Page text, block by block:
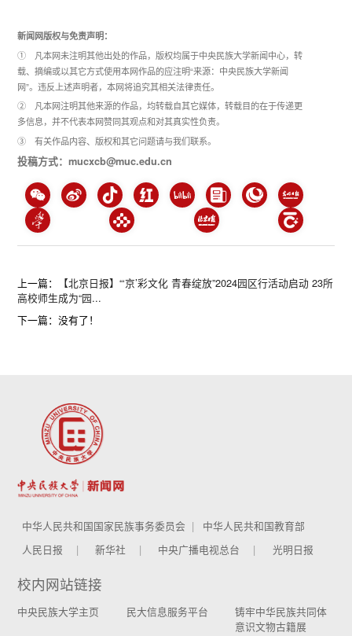
新闻网版权与免责声明：
① 凡本网未注明其他出处的作品，版权均属于中央民族大学新闻中心，转
载、摘编或以其它方式使用本网作品的应注明“来源：中央民族大学新闻
网”。违反上述声明者，本网将追究其相关法律责任。
② 凡本网注明其他来源的作品，均转载自其它媒体，转载目的在于传递更
多信息，并不代表本网赞同其观点和对其真实性负责。
③ 有关作品内容、版权和其它问题请与我们联系。
投稿方式：mucxcb@muc.edu.cn
上一篇：
【北京日报】“‘京’彩文化 青春绽放”2024园区行活动启动 23所
高校师生成为“园...
下一篇：没有了！
中华人民共和国国家民族事务委员会
中华人民共和国教育部
人民日报
新华社 中央广播电视总台 光明日报
校内网站链接
中央民族大学主页 民大信息服务平台
铸牢中华民族共同体
意识文物古籍展